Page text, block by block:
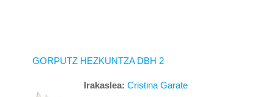
GORPUTZ HEZKUNTZA DBH 2
Irakaslea:Cristina Garate